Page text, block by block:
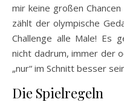
mir keine großen
zählt der olympische
Challenge alle Male! Es
nicht dadrum, immer der
„nur“ im Schnitt besser
Die Spielregeln